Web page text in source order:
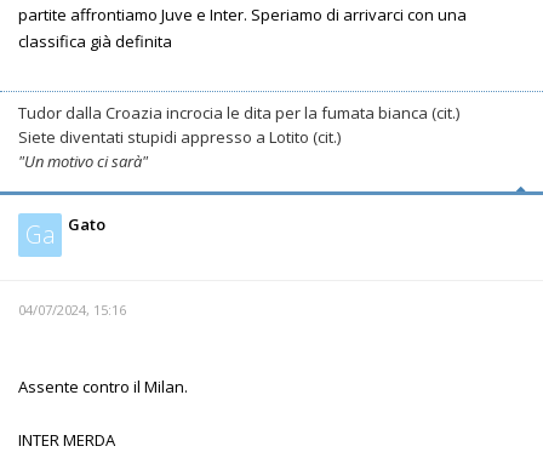
partite affrontiamo Juve e Inter. Speriamo di arrivarci con una
classifica già definita
Tudor dalla Croazia incrocia le dita per la fumata bianca (cit.)
Siete diventati stupidi appresso a Lotito (cit.)
"Un motivo ci sarà"
Ga Gato
04/07/2024, 15:16
Assente contro il Milan.
INTER MERDA